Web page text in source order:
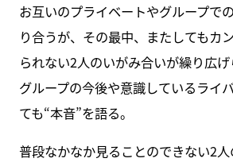
お互いのプライベートやグループで
り合うが、その最中、またしてもカ
られない2人のいがみ合いが繰り広げ
グループの今後や意識しているライ
ても“本音”を語る。
普段なかなか見ることのできない2